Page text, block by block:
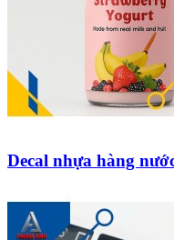
Decal nhựa hàng